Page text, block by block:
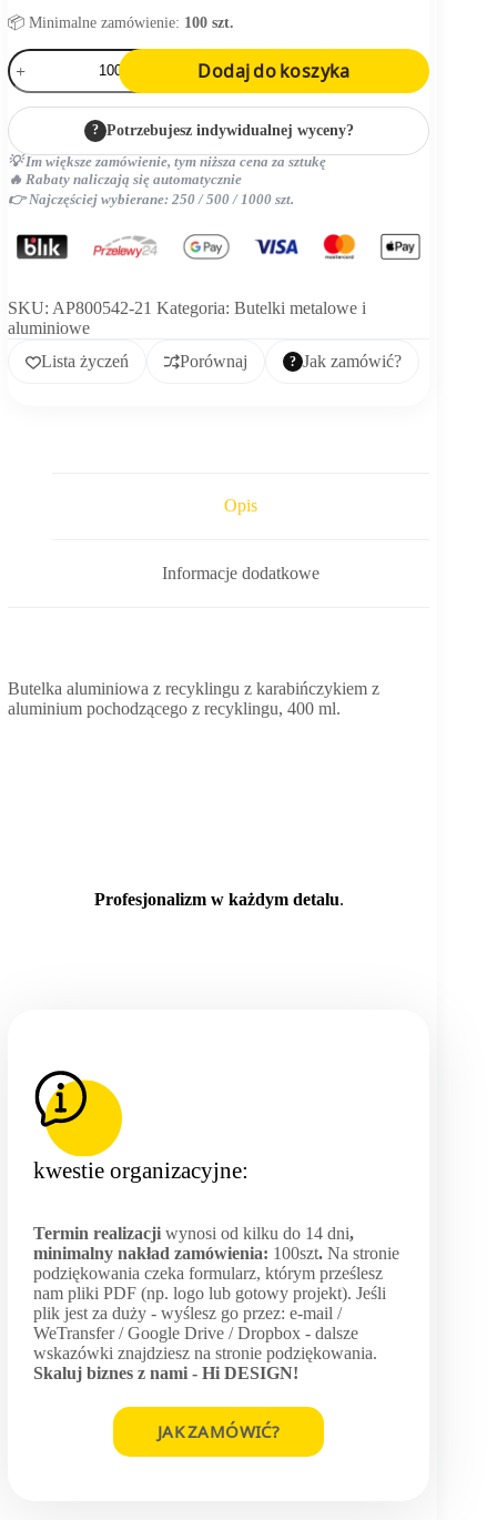
📦 Minimalne zamówienie: 100 szt.
ilość
butelka
Dodaj do koszyka
? Potrzebujesz indywidualnej wyceny?
💡 Im większe zamówienie, tym niższa cena za sztukę
🔥 Rabaty naliczają się automatycznie
👉 Najczęściej wybierane: 250 / 500 / 1000 szt.
SKU: AP800542-21 Kategoria: Butelki metalowe i
aluminiowe
Lista życzeń
Porównaj Jak zamówić?
Opis
Informacje dodatkowe
Butelka aluminiowa z recyklingu z karabińczykiem z
aluminium pochodzącego z recyklingu, 400 ml.
Profesjonalizm w każdym detalu.
kwestie organizacyjne:
Termin realizacji wynosi od kilku do 14 dni,
minimalny nakład zamówienia: 100szt. Na stronie
podziękowania czeka formularz, którym prześlesz
nam pliki PDF (np. logo lub gotowy projekt). Jeśli
plik jest za duży - wyślesz go przez: e-mail /
WeTransfer / Google Drive / Dropbox - dalsze
wskazówki znajdziesz na stronie podziękowania.
Skaluj biznes z nami - Hi DESIGN!
JAK ZAMÓWIĆ?